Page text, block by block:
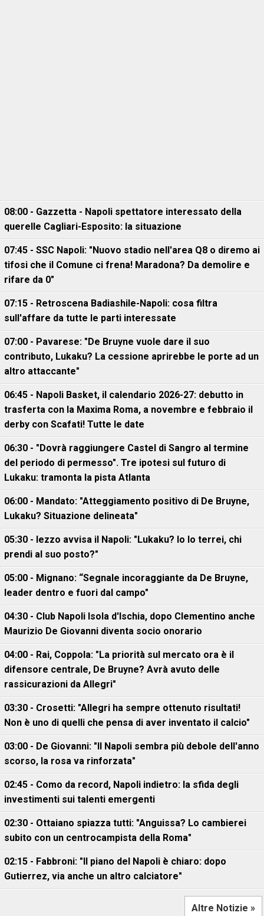
08:00 - Gazzetta - Napoli spettatore interessato della
querelle Cagliari-Esposito: la situazione
07:45 - SSC Napoli: "Nuovo stadio nell'area Q8 o diremo ai
tifosi che il Comune ci frena! Maradona? Da demolire e
rifare da 0"
07:15 - Retroscena Badiashile-Napoli: cosa filtra
sull'affare da tutte le parti interessate
07:00 - Pavarese: "De Bruyne vuole dare il suo
contributo, Lukaku? La cessione aprirebbe le porte ad un
altro attaccante"
06:45 - Napoli Basket, il calendario 2026-27: debutto in
trasferta con la Maxima Roma, a novembre e febbraio il
derby con Scafati! Tutte le date
06:30 - "Dovrà raggiungere Castel di Sangro al termine
del periodo di permesso". Tre ipotesi sul futuro di
Lukaku: tramonta la pista Atlanta
06:00 - Mandato: "Atteggiamento positivo di De Bruyne,
Lukaku? Situazione delineata"
05:30 - Iezzo avvisa il Napoli: "Lukaku? Io lo terrei, chi
prendi al suo posto?"
05:00 - Mignano: “Segnale incoraggiante da De Bruyne,
leader dentro e fuori dal campo"
04:30 - Club Napoli Isola d'Ischia, dopo Clementino anche
Maurizio De Giovanni diventa socio onorario
04:00 - Rai, Coppola: "La priorità sul mercato ora è il
difensore centrale, De Bruyne? Avrà avuto delle
rassicurazioni da Allegri"
03:30 - Crosetti: "Allegri ha sempre ottenuto risultati!
Non è uno di quelli che pensa di aver inventato il calcio"
03:00 - De Giovanni: "Il Napoli sembra più debole dell'anno
scorso, la rosa va rinforzata"
02:45 - Como da record, Napoli indietro: la sfida degli
investimenti sui talenti emergenti
02:30 - Ottaiano spiazza tutti: "Anguissa? Lo cambierei
subito con un centrocampista della Roma"
02:15 - Fabbroni: "Il piano del Napoli è chiaro: dopo
Gutierrez, via anche un altro calciatore"
Altre Notizie »